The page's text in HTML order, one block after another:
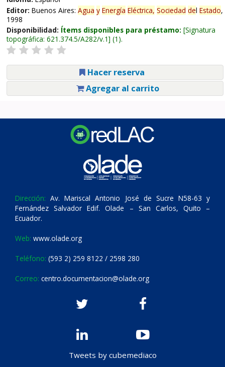
Editor: Buenos Aires: Agua y Energía Eléctrica, Sociedad del Estado,
1998
Disponibilidad: Ítems disponibles para préstamo: Signatura
topográfica: 621.374.5/A282/v.1 (1).
Hacer reserva
Agregar al carrito
Dirección: Av. Mariscal Antonio José de Sucre N58-63 y
Fernández Salvador Edif. Olade – San Carlos, Quito –
Ecuador.
Web: www.olade.org
Teléfono: (593 2) 259 8122 / 2598 280
Correo: centro.documentacion@olade.org
Tweets by cubemediaco